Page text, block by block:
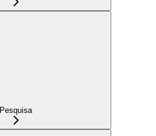
Pesquisa